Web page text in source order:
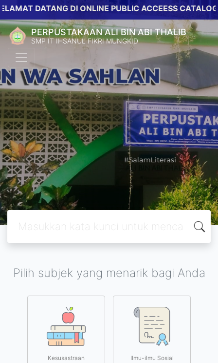
DATANG DI ONLINE PUBLIC ACCEESS CATALOG
PERPUSTAKAAN ALI BIN ABI THALIB
SMP IT IHSANUL FIKRI MUNGKID
Pilih subjek yang menarik bagi Anda
Kesusastraan Ilmu-ilmu Sosial